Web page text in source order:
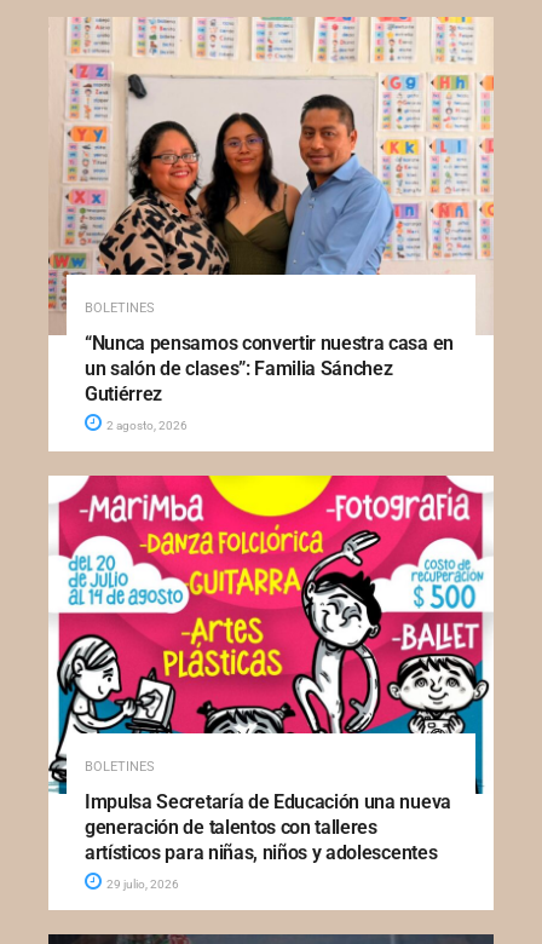
BOLETINES
“Nunca pensamos convertir nuestra casa en
un salón de clases”: Familia Sánchez
Gutiérrez
2 agosto, 2026
BOLETINES
Impulsa Secretaría de Educación una nueva
generación de talentos con talleres
artísticos para niñas, niños y adolescentes
29 julio, 2026